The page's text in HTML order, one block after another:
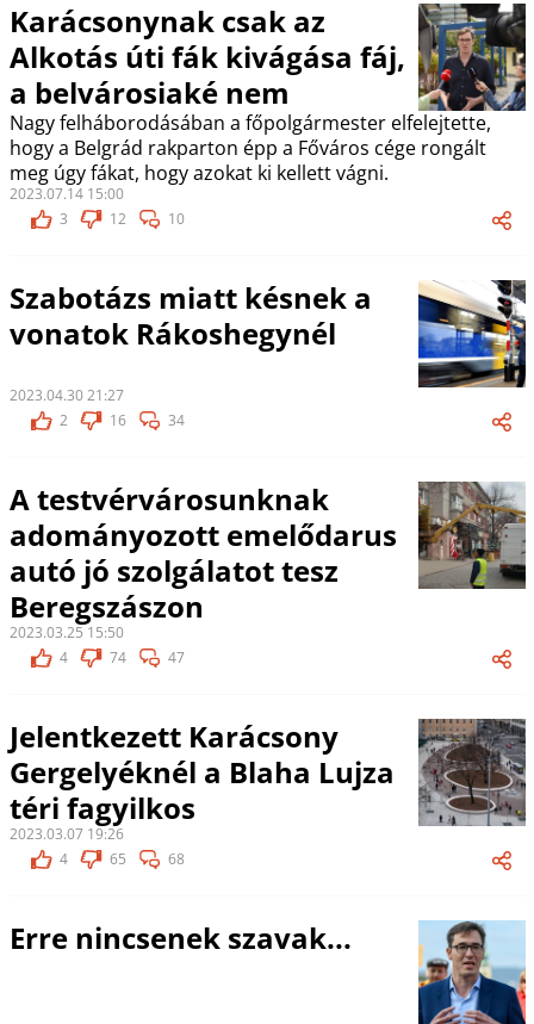
Karácsonynak csak az
Alkotás úti fák kivágása fáj,
a belvárosiaké nem
Nagy felháborodásában a főpolgármester elfelejtette,
hogy a Belgrád rakparton épp a Főváros cége rongált
meg úgy fákat, hogy azokat ki kellett vágni.
2023.07.14 15:00
3
12 10
Szabotázs miatt késnek a
vonatok Rákoshegynél
2023.04.30 21:27
2
16 34
A testvérvárosunknak
adományozott emelődarus
autó jó szolgálatot tesz
Beregszászon
2023.03.25 15:50
4
74 47
Jelentkezett Karácsony
Gergelyéknél a Blaha Lujza
téri fagyilkos
2023.03.07 19:26
4
65 68
Erre nincsenek szavak...